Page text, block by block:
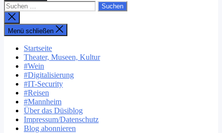
Suchen
nach:
Suche
schließen
Menü schließen
Startseite
Theater, Museen, Kultur
#Wein
#Digitalisierung
#IT-Security
#Reisen
#Mannheim
Über das Düsiblog
Impressum/Datenschutz
Blog abonnieren